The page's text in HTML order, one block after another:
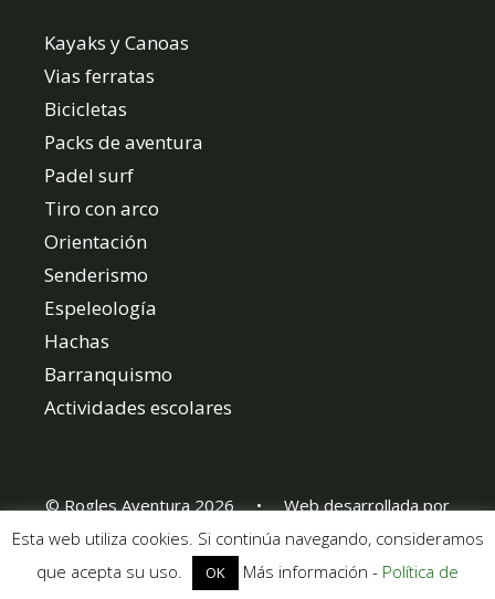
Kayaks y Canoas
Vias ferratas
Bicicletas
Packs de aventura
Padel surf
Tiro con arco
Orientación
Senderismo
Espeleología
Hachas
Barranquismo
Actividades escolares
© Rogles Aventura 2026 • Web desarrollada por
www.webebre.net
Esta web utiliza cookies. Si continúa navegando, consideramos
que acepta su uso.
OK Más información - Política de